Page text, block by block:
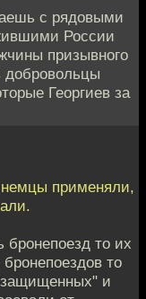
с рядовыми
России
призывного
добровольцы
Георгиев за
немцы применяли,
бронепоезд то их
то
и